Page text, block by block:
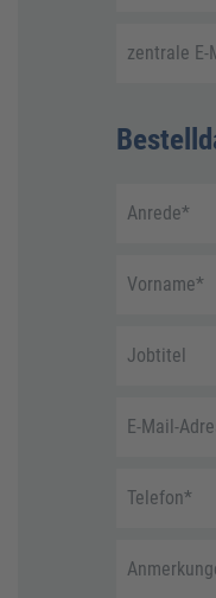
zentrale E-
Anrede*
Vorname*
Jobtitel
E-Mail-
Telefon*